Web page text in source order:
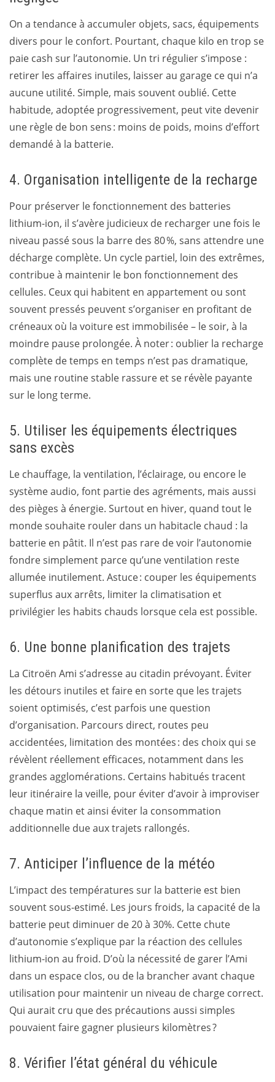
On a tendance à accumuler objets, sacs, équipements
divers pour le confort. Pourtant, chaque kilo en trop se
paie cash sur l’autonomie. Un tri régulier s’impose :
retirer les affaires inutiles, laisser au garage ce qui n’a
aucune utilité. Simple, mais souvent oublié. Cette
habitude, adoptée progressivement, peut vite devenir
une règle de bon sens : moins de poids, moins d’effort
demandé à la batterie.
4. Organisation intelligente de la recharge
Pour préserver le fonctionnement des batteries
lithium-ion, il s’avère judicieux de recharger une fois le
niveau passé sous la barre des 80 %, sans attendre une
décharge complète. Un cycle partiel, loin des extrêmes,
contribue à maintenir le bon fonctionnement des
cellules. Ceux qui habitent en appartement ou sont
souvent pressés peuvent s’organiser en profitant de
créneaux où la voiture est immobilisée – le soir, à la
moindre pause prolongée. À noter : oublier la recharge
complète de temps en temps n’est pas dramatique,
mais une routine stable rassure et se révèle payante
sur le long terme.
5. Utiliser les équipements électriques
sans excès
Le chauffage, la ventilation, l’éclairage, ou encore le
système audio, font partie des agréments, mais aussi
des pièges à énergie. Surtout en hiver, quand tout le
monde souhaite rouler dans un habitacle chaud : la
batterie en pâtit. Il n’est pas rare de voir l’autonomie
fondre simplement parce qu’une ventilation reste
allumée inutilement. Astuce : couper les équipements
superflus aux arrêts, limiter la climatisation et
privilégier les habits chauds lorsque cela est possible.
6. Une bonne planification des trajets
La Citroën Ami s’adresse au citadin prévoyant. Éviter
les détours inutiles et faire en sorte que les trajets
soient optimisés, c’est parfois une question
d’organisation. Parcours direct, routes peu
accidentées, limitation des montées : des choix qui se
révèlent réellement efficaces, notamment dans les
grandes agglomérations. Certains habitués tracent
leur itinéraire la veille, pour éviter d’avoir à improviser
chaque matin et ainsi éviter la consommation
additionnelle due aux trajets rallongés.
7. Anticiper l’influence de la météo
L’impact des températures sur la batterie est bien
souvent sous-estimé. Les jours froids, la capacité de la
batterie peut diminuer de 20 à 30%. Cette chute
d’autonomie s’explique par la réaction des cellules
lithium-ion au froid. D’où la nécessité de garer l’Ami
dans un espace clos, ou de la brancher avant chaque
utilisation pour maintenir un niveau de charge correct.
Qui aurait cru que des précautions aussi simples
pouvaient faire gagner plusieurs kilomètres ?
8. Vérifier l’état général du véhicule